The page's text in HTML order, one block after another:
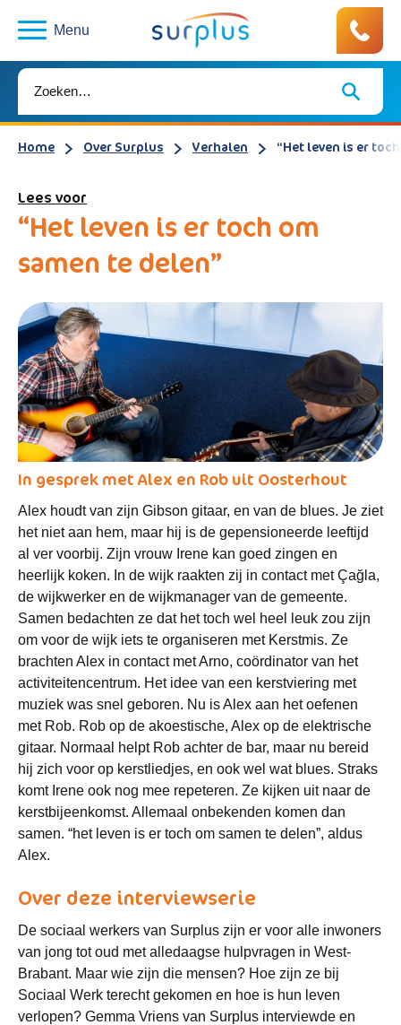
Menu
Home Over Surplus Verhalen “Het leven is er
Lees voor
“Het leven is er toch om
samen te delen”
In gesprek met Alex en Rob uit Oosterhout
Alex houdt van zijn Gibson gitaar, en van de blues. Je ziet
het niet aan hem, maar hij is de gepensioneerde leeftijd
al ver voorbij. Zijn vrouw Irene kan goed zingen en
heerlijk koken. In de wijk raakten zij in contact met Çağla,
de wijkwerker en de wijkmanager van de gemeente.
Samen bedachten ze dat het toch wel heel leuk zou zijn
om voor de wijk iets te organiseren met Kerstmis. Ze
brachten Alex in contact met Arno, coördinator van het
activiteitencentrum. Het idee van een kerstviering met
muziek was snel geboren. Nu is Alex aan het oefenen
met Rob. Rob op de akoestische, Alex op de elektrische
gitaar. Normaal helpt Rob achter de bar, maar nu bereid
hij zich voor op kerstliedjes, en ook wel wat blues. Straks
komt Irene ook nog mee repeteren. Ze kijken uit naar de
kerstbijeenkomst. Allemaal onbekenden komen dan
samen. “het leven is er toch om samen te delen”, aldus
Alex.
Over deze interviewserie
De sociaal werkers van Surplus zijn er voor alle inwoners
van jong tot oud met alledaagse hulpvragen in West-
Brabant. Maar wie zijn die mensen? Hoe zijn ze bij
Sociaal Werk terecht gekomen en hoe is hun leven
verlopen? Gemma Vriens van Surplus interviewde en